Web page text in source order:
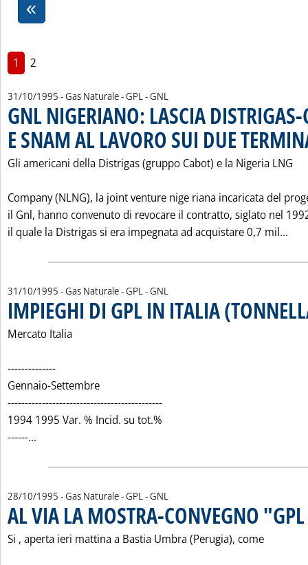
1 2
31/10/1995 - Gas Naturale - GPL - GNL
GNL NIGERIANO: LASCIA DISTRIGAS-
E SNAM AL LAVORO SUI DUE
Gli americani della Distrigas (gruppo Cabot) e la Nigeria LNG
Company (NLNG), la joint venture nige riana incaricata del
il Gnl, hanno convenuto di revocare il contratto, siglato nel
il quale la Distrigas si era impegnata ad acquistare 0,7 mil...
31/10/1995 - Gas Naturale - GPL - GNL
IMPIEGHI DI GPL IN ITALIA
Mercato Italia
--------------
Gennaio-Settembre
---------------------------------------------
1994 1995 Var. % Incid. su tot.%
------...
28/10/1995 - Gas Naturale - GPL - GNL
AL VIA LA MOSTRA-CONVEGNO
Si ‚ aperta ieri mattina a Bastia Umbra (Perugia), come